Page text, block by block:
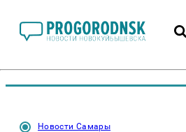
Новости Самары